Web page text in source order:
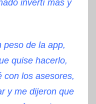
invertí mas y
peso de la app,
quise hacerlo,
con los asesores,
y me dijeron que